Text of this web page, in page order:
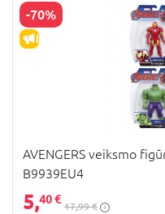
-70%
IŠPARDAVIMAS
AVENGERS veiksmo
B9939EU4
5,40 €
17,99 €